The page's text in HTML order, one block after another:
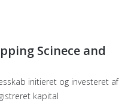
Scinece and
initieret og investeret af
kapital